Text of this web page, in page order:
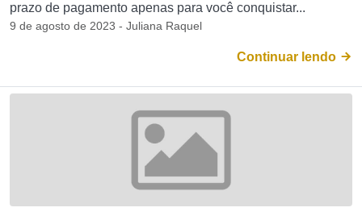
prazo de pagamento apenas para você conquistar...
9 de agosto de 2023 - Juliana Raquel
Continuar lendo